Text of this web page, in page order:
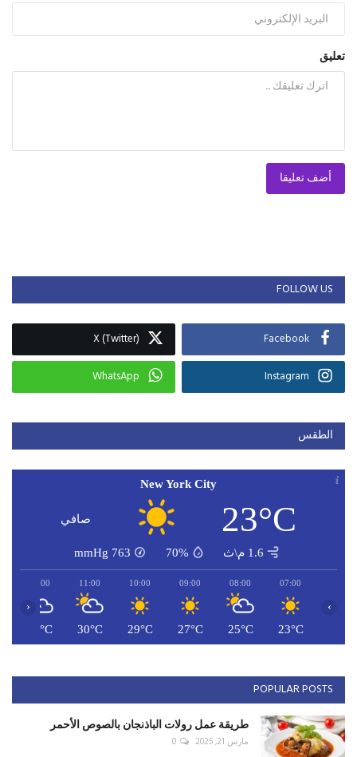
تعليق
أضف تعليقا
FOLLOW US
Facebook
X (Twitter)
Instagram
WhatsApp
الطقس
New York City
23°C صافي
1.6 م\ث 70%
763
mmHg
07:00
23°C
08:00
25°C
09:00
27°C
10:00
29°C
11:00
30°C
12:00
31°C
‹ ›
POPULAR POSTS
طريقة عمل رولات الباذنجان بالصوص الأحمر
مارس 21, 2025 0